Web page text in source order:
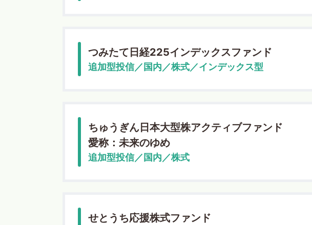
つみたて日経225インデックスファンド
追加型投信／国内／株式／インデックス型
ちゅうぎん日本大型株アクティブファンド
愛称：未来のゆめ
追加型投信／国内／株式
せとうち応援株式ファンド